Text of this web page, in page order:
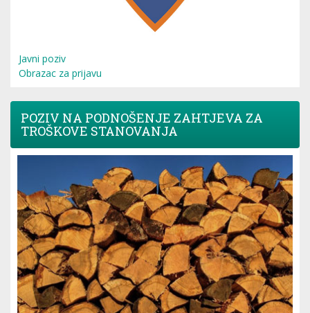
Javni poziv
Obrazac za prijavu
POZIV NA PODNOŠENJE ZAHTJEVA ZA
TROŠKOVE STANOVANJA